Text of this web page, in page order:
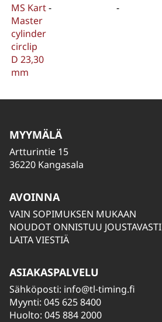
MS Kart
Master
cylinder
circlip
D 23,30
mm
- -
MYYMÄLÄ
Artturintie 15
36220 Kangasala
AVOINNA
VAIN SOPIMUKSEN MUKAAN
NOUDOT ONNISTUU JOUSTAVASTI
LAITA VIESTIÄ
ASIAKASPALVELU
Sähköposti: info@tl-timing.fi
Myynti: 045 625 8400
Huolto: 045 884 2000